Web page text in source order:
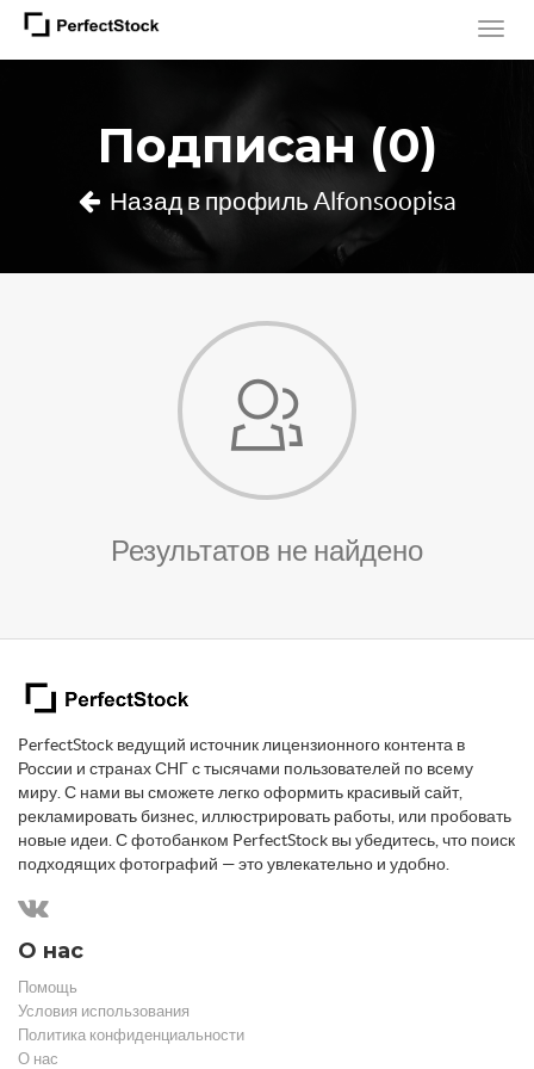
Подписан (0)
Назад в профиль Alfonsoopisa
Результатов не найдено
PerfectStock ведущий источник лицензионного контента в
России и странах СНГ с тысячами пользователей по всему
миру. С нами вы сможете легко оформить красивый сайт,
рекламировать бизнес, иллюстрировать работы, или пробовать
новые идеи. С фотобанком PerfectStock вы убедитесь, что поиск
подходящих фотографий — это увлекательно и удобно.
О нас
Помощь
Условия использования
Политика конфиденциальности
О нас